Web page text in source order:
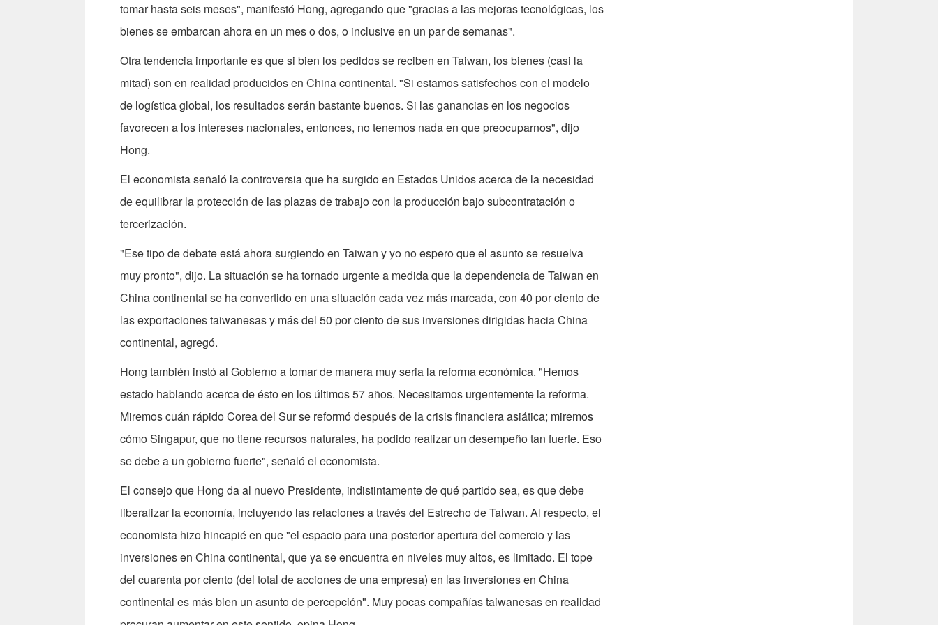
tomar hasta seis meses", manifestó Hong, agregando que "gracias a las mejoras tecnológicas, los
bienes se embarcan ahora en un mes o dos, o inclusive en un par de semanas".
Otra tendencia importante es que si bien los pedidos se reciben en Taiwan, los bienes (casi la
mitad) son en realidad producidos en China continental. "Si estamos satisfechos con el modelo
de logística global, los resultados serán bastante buenos. Si las ganancias en los negocios
favorecen a los intereses nacionales, entonces, no tenemos nada en que preocuparnos", dijo
Hong.
El economista señaló la controversia que ha surgido en Estados Unidos acerca de la necesidad
de equilibrar la protección de las plazas de trabajo con la producción bajo subcontratación o
tercerización.
"Ese tipo de debate está ahora surgiendo en Taiwan y yo no espero que el asunto se resuelva
muy pronto", dijo. La situación se ha tornado urgente a medida que la dependencia de Taiwan en
China continental se ha convertido en una situación cada vez más marcada, con 40 por ciento de
las exportaciones taiwanesas y más del 50 por ciento de sus inversiones dirigidas hacia China
continental, agregó.
Hong también instó al Gobierno a tomar de manera muy seria la reforma económica. "Hemos
estado hablando acerca de ésto en los últimos 57 años. Necesitamos urgentemente la reforma.
Miremos cuán rápido Corea del Sur se reformó después de la crisis financiera asiática; miremos
cómo Singapur, que no tiene recursos naturales, ha podido realizar un desempeño tan fuerte. Eso
se debe a un gobierno fuerte", señaló el economista.
El consejo que Hong da al nuevo Presidente, indistintamente de qué partido sea, es que debe
liberalizar la economía, incluyendo las relaciones a través del Estrecho de Taiwan. Al respecto, el
economista hizo hincapié en que "el espacio para una posterior apertura del comercio y las
inversiones en China continental, que ya se encuentra en niveles muy altos, es limitado. El tope
del cuarenta por ciento (del total de acciones de una empresa) en las inversiones en China
continental es más bien un asunto de percepción". Muy pocas compañías taiwanesas en realidad